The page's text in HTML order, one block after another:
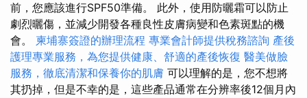
前，您應該進行SPF50準備。 此外，使用防曬霜可以防止
劇烈曬傷，並減少開發各種良性皮膚病變和色素斑點的機
會。 柬埔寨簽證的辦理流程 專業會計師提供稅務諮詢 產後
護理專業服務，為您提供健康、舒適的產後恢復 醫美做臉
服務，徹底清潔和保養你的肌膚 可以理解的是，您不想將
其扔掉，但是不幸的是，這些產品通常在分辨率後12個月內